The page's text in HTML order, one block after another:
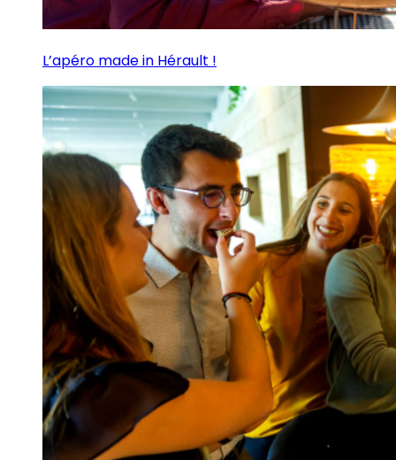
L’apéro made in Hérault !